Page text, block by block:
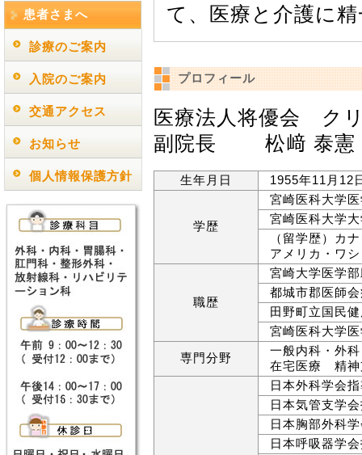
患者さまへ
診療のご案内
入院のご案内
交通アクセス
お知らせ
個人情報保護方針
て、医療と介護に
プロフィール
医療法人将優会 ク
副院長 松﨑 泰憲
生年月日 1955年11月12
学歴
宮崎医科大学
宮崎医科大学
（留学歴）カ
アメリカ・ワ
職歴
宮崎大学医学
都城市郡医師
田野町立国民
宮崎医科大学
専門分野
一般内科・外
在宅医療 精神
日本外科学会
日本気管支学
日本胸部外科
日本呼吸器学